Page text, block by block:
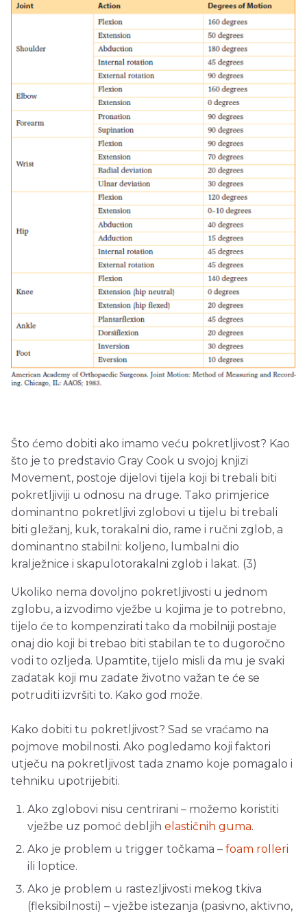
Što ćemo dobiti ako imamo veću pokretljivost? Kao
što je to predstavio Gray Cook u svojoj knjizi
Movement, postoje dijelovi tijela koji bi trebali biti
pokretljiviji u odnosu na druge. Tako primjerice
dominantno pokretljivi zglobovi u tijelu bi trebali
biti gležanj, kuk, torakalni dio, rame i ručni zglob, a
dominantno stabilni: koljeno, lumbalni dio
kralježnice i skapulotorakalni zglob i lakat. (3)
Ukoliko nema dovoljno pokretljivosti u jednom
zglobu, a izvodimo vježbe u kojima je to potrebno,
tijelo će to kompenzirati tako da mobilniji postaje
onaj dio koji bi trebao biti stabilan te to dugoročno
vodi to ozljeda. Upamtite, tijelo misli da mu je svaki
zadatak koji mu zadate životno važan te će se
potruditi izvršiti to. Kako god može.
Kako dobiti tu pokretljivost? Sad se vraćamo na
pojmove mobilnosti. Ako pogledamo koji faktori
utječu na pokretljivost tada znamo koje pomagalo i
tehniku upotrijebiti.
Ako zglobovi nisu centrirani – možemo koristiti
vježbe uz pomoć debljih elastičnih guma.
Ako je problem u trigger točkama – foam rolleri
ili loptice.
Ako je problem u rastezljivosti mekog tkiva
(fleksibilnosti) – vježbe istezanja (pasivno, aktivno,